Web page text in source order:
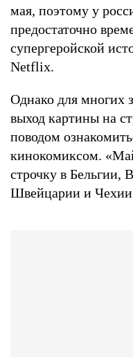
мая, поэтому у
предостаточно
супергеройской
Netflix.
Однако для многих
выход картины на
поводом
кинокомиксом.
строчку в Бельгии,
Швейцарии и Чехии